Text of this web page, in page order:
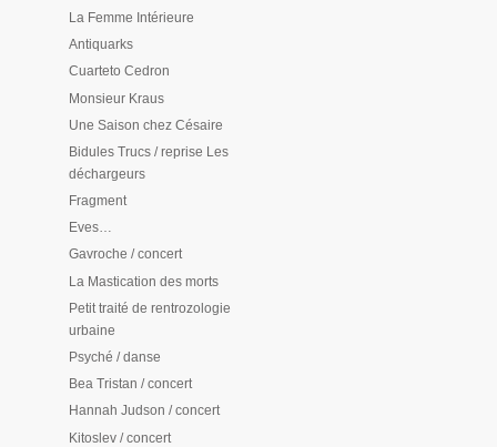
La Femme Intérieure
Antiquarks
Cuarteto Cedron
Monsieur Kraus
Une Saison chez Césaire
Bidules Trucs / reprise Les
déchargeurs
Fragment
Eves…
Gavroche / concert
La Mastication des morts
Petit traité de rentrozologie
urbaine
Psyché / danse
Bea Tristan / concert
Hannah Judson / concert
Kitoslev / concert